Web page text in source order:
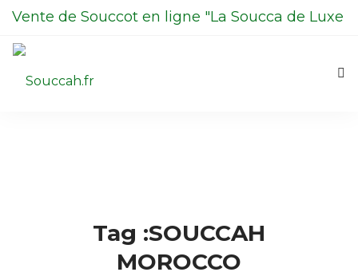
Vente de Souccot en ligne "La Soucca de Luxe
en Kit"
06 98 13 70 00
La Centrale du Etrog
Tag :SOUCCAH
MOROCCO